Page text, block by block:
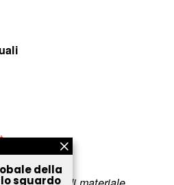
della
sguardo